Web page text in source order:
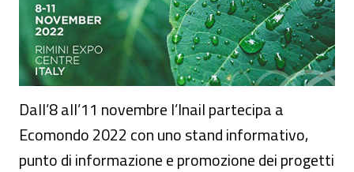
Dall’8 all’11 novembre l’Inail partecipa a
Ecomondo 2022 con uno stand informativo,
punto di informazione e promozione dei progetti